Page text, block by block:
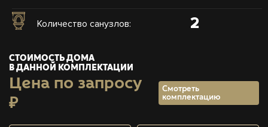
Количество санузлов: 2
СТОИМОСТЬ ДОМА
В ДАННОЙ КОМПЛЕКТАЦИИ
Цена по запросу
₽
Смотреть
комплектацию